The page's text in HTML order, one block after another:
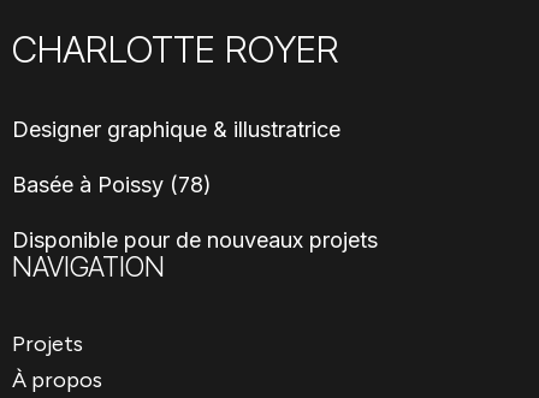
CHARLOTTE ROYER
Designer graphique & illustratrice
Basée à Poissy (78)
Disponible pour de nouveaux projets
NAVIGATION
Projets
À propos